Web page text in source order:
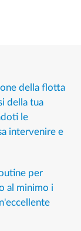
della flotta
della tua
le
intervenire e
per
al minimo i